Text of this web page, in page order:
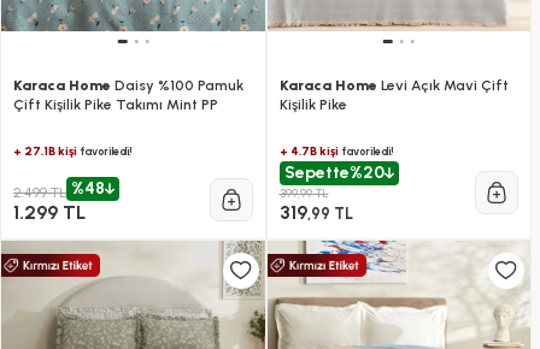
Karaca Home Daisy %100 Pamuk
Çift Kişilik Pike Takımı Mint PP
+ 27.1B kişi favoriledi!
2.499 TL %48
1.299 TL
Karaca Home Levi Açık Mavi Çift
Kişilik Pike
+ 4.7B kişifavoriledi!
Sepette%20
399,99 TL
319,99 TL